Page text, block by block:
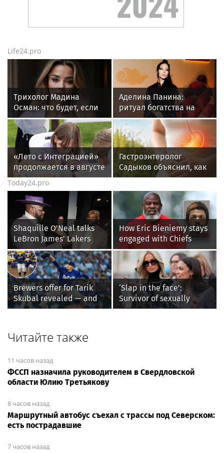
Life24.pro
Трихолог Мадина
Осман: что будет, если
мыть голову ежедневно
Аделина Панина:
ритуал богатства на
сахар
«Лето с Интеграцией»
продолжается в августе
— заключительный
месяц программы
Гастроэнтеролог
Садыков объяснил, как
амброзия может влиять
Today24.pro
Shaquille O'Neal talks
LeBron James' Lakers
legacy, why his new 76ers
might be extremely
'dangerous'
How Eric Bieniemy stays
engaged with Chiefs
while tending to wife,
who recovers from
alleged shooting by son
Brewers offer for Tarik
Skubal revealed — and
it’s better than the
‘Slap in the face’:
Survivor of sexually
explicit deepfakes
Читайте также
11 часов назад
ФССП назначила руководителем в Свердловской
области Юлию Третьякову
8 часов назад
Маршрутный автобус съехал с трассы под Северском:
есть пострадавшие
7 часов назад